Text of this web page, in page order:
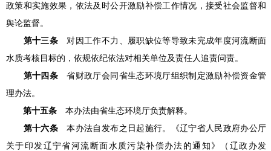
政策和实施效果，依法及时公开激励补偿工作情况，接受社会监督和
舆论监督。
第十三条 对因工作不力、履职缺位等导致未完成年度河流断面
水质考核目标的，依规依纪依法对相关单位及责任人追责问责。
第十四条 省财政厅会同省生态环境厅组织制定激励补偿资金管
理办法。
第十五条 本办法由省生态环境厅负责解释。
第十六条 本办法自发布之日起施行。《辽宁省人民政府办公厅
关于印发辽宁省河流断面水质污染补偿办法的通知》（辽政办发